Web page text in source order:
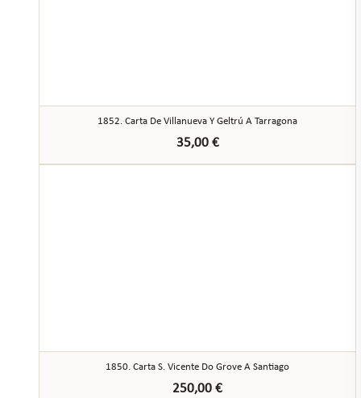
1852. Carta De Villanueva Y Geltrú A Tarragona
35,00 €
1850. Carta S. Vicente Do Grove A Santiago
250,00 €